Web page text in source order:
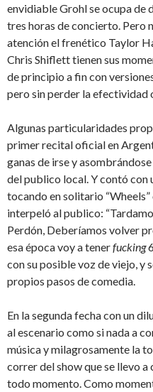
envidiable Grohl se ocupa de
tres horas de concierto. Pero
atención el frenético Taylor
Chris Shiflett tienen sus
de principio a fin con
pero sin perder la efectividad
Algunas particularidades
primer recital oficial en
ganas de irse y
del publico local. Y contó con
tocando en solitario
interpeló al publico:
Perdón, Deberíamos volver
esa época voy a tenerfucking
con su posible voz de viejo, y
propios pasos de comedia.
En la segunda fecha con un
al escenario como si nada a
música y milagrosamente la
correr del show que se llevo a
todo momento. Como